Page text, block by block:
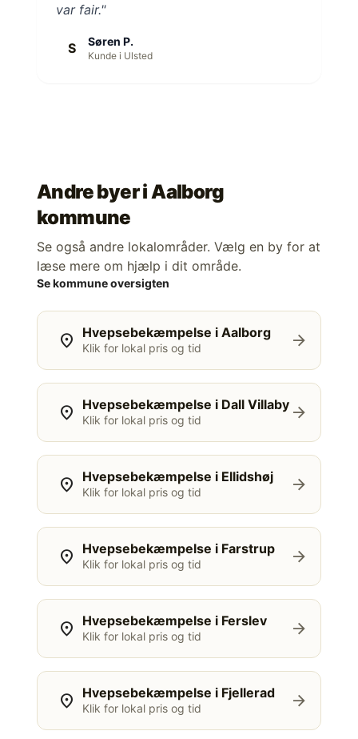
var fair."
S Søren P.
Kunde i Ulsted
Andre byer iAalborg
kommune
Se også andre lokalområder. Vælg en by for at
læse mere om hjælp i dit område.
Se kommune oversigten
location_on Hvepsebekæmpelse i Aalborg
Klik for lokal pris og tid arrow_forward
location_on Hvepsebekæmpelse i Dall Villaby
Klik for lokal pris og tid arrow_forward
location_on Hvepsebekæmpelse i Ellidshøj
Klik for lokal pris og tid arrow_forward
location_on Hvepsebekæmpelse i Farstrup
Klik for lokal pris og tid arrow_forward
location_on Hvepsebekæmpelse i Ferslev
Klik for lokal pris og tid arrow_forward
location_on Hvepsebekæmpelse i Fjellerad
Klik for lokal pris og tid arrow_forward